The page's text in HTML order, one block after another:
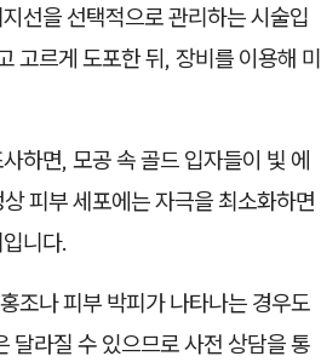
선을 선택적으로 관리하는 시술입
고르게 도포한 뒤, 장비를 이용해 미
하면, 모공 속 골드 입자들이 빛 에
피부 세포에는 자극을 최소화하면
니다.
조나 피부 박피가 나타나는 경우도
달라질 수 있으므로 사전 상담을 통